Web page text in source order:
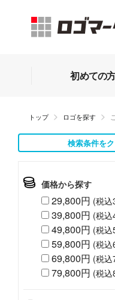
初めての
トップ ロゴを探す
検索条件を
価格から探す
29,800円 (税
39,800円 (税
49,800円 (税
59,800円 (税
69,800円 (税
79,800円 (税